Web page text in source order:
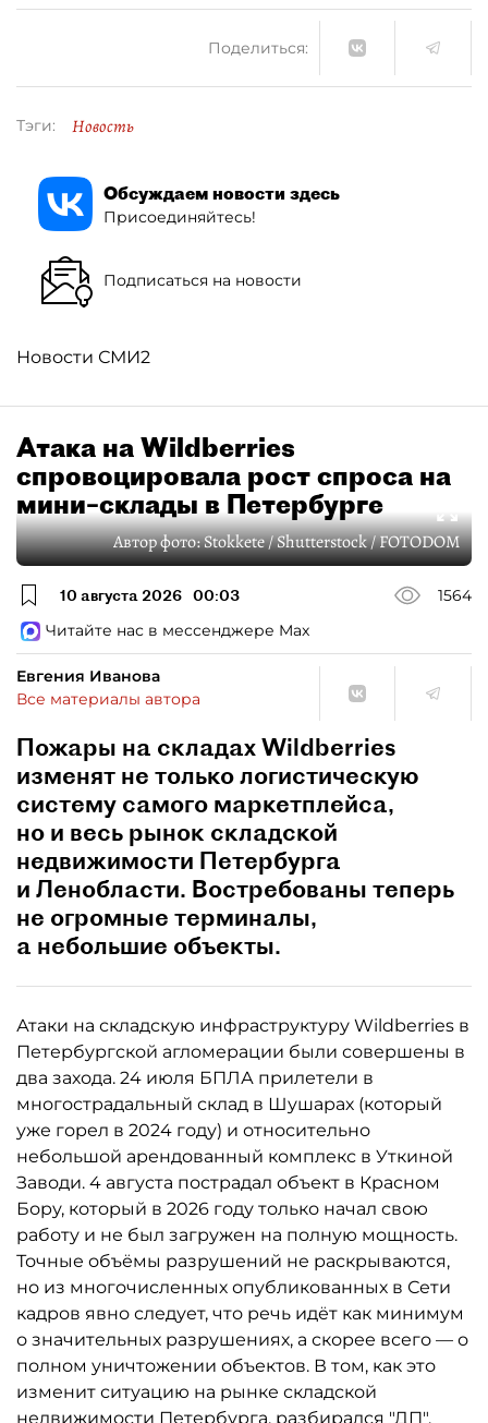
Поделиться:
Тэги: Новость
Обсуждаем новости здесь
Присоединяйтесь!
Подписаться на новости
Новости СМИ2
Атака на Wildberries
спровоцировала рост спроса на
мини–склады в Петербурге
Автор фото:Stokkete / Shutterstock / FOTODOM
10 августа 2026 00:03
1564
Читайте нас в мессенджере Max
Евгения Иванова
Все материалы автора
Пожары на складах Wildberries
изменят не только логистическую
систему самого маркетплейса,
но и весь рынок складской
недвижимости Петербурга
и Ленобласти. Востребованы теперь
не огромные терминалы,
а небольшие объекты.
Атаки на складскую инфраструктуру Wildberries в
Петербургской агломерации были совершены в
два захода. 24 июля БПЛА прилетели в
многострадальный склад в Шушарах (который
уже горел в 2024 году) и относительно
небольшой арендованный комплекс в Уткиной
Заводи. 4 августа пострадал объект в Красном
Бору, который в 2026 году только начал свою
работу и не был загружен на полную мощность.
Точные объёмы разрушений не раскрываются,
но из многочисленных опубликованных в Сети
кадров явно следует, что речь идёт как минимум
о значительных разрушениях, а скорее всего — о
полном уничтожении объектов. В том, как это
изменит ситуацию на рынке складской
недвижимости Петербурга, разбирался "ДП".